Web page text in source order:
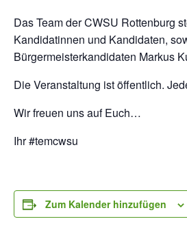
Das Team der CWSU Rottenburg
Kandidatinnen und Kandidaten,
Bürgermeisterkandidaten Markus
Die Veranstaltung ist öffentlich.
Wir freuen uns auf Euch…
Ihr #temcwsu
Zum Kalender hinzufügen